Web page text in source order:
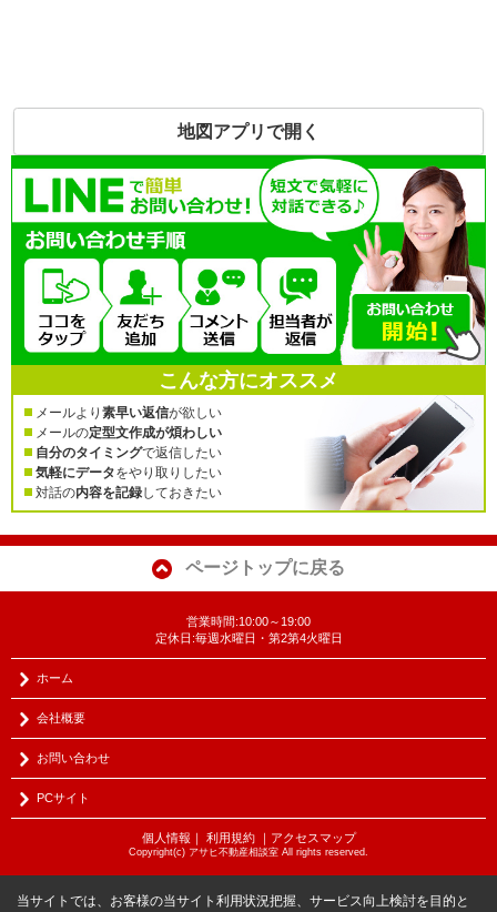
地図アプリで開く
こんな方にオススメ
メールより 素早い返信が欲しい
メールの定型文作成が煩わしい
自分のタイミングで返信したい
気軽にデータをやり取りしたい
対話の内容を記録しておきたい
ページトップに戻る
営業時間:10:00～19:00
定休日:毎週水曜日・第2第4火曜日
ホーム
会社概要
お問い合わせ
PCサイト
個人情報 ｜ 利用規約｜ アクセスマップ
Copyright(c) アサヒ不動産相談室 All rights reserved.
当サイトでは、お客様の当サイト利用状況把握、サービス向上検討を目的と